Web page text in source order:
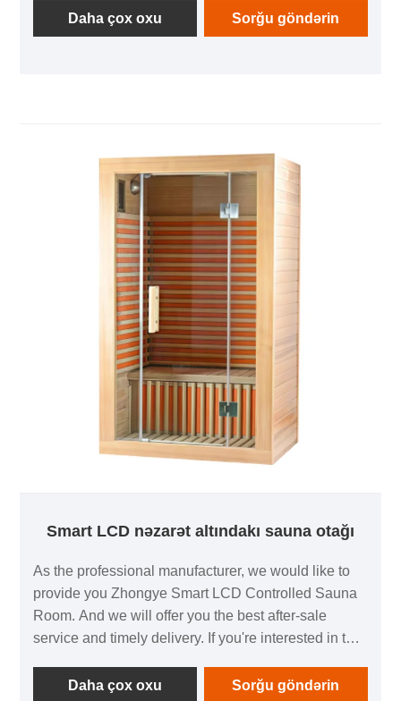
ödəmək üçün bizə daha çox inam verir. Daha çox
məhsul təfərrüatları ilə müştərilərə təqdim edə bilərik
Daha çox oxu Sorğu göndərin
Smart LCD nəzarət altındakı sauna otağı
As the professional manufacturer, we would like to
provide you Zhongye Smart LCD Controlled Sauna
Room. And we will offer you the best after-sale
service and timely delivery. If you're interested in this
Daha çox oxu
Sorğu göndərin